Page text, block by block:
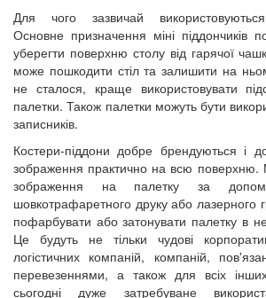
Для чого зазвичай
Основне призначення міні піддончиків
уберегти поверхню столу від гарячої
може пошкодити стіл та залишити на
не сталося, краще використовувати
палетки. Також палетки можуть бути
записників.
Костери-піддони добре брендуються і
зображення практично на всю
зображення на палетку за
шовкотрафаретного друку або лазерного
пофарбувати або затонувати палетку в
Це будуть не тільки чудові
логістичних компаній, компаній,
перевезеннями, а також для всіх
сьогодні дуже затребуване